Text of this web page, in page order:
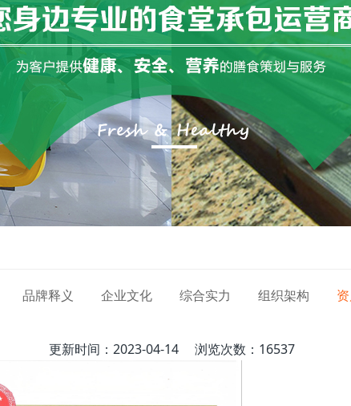
品牌释义 企业文化 综合实力 组织架构
更新时间：2023-04-14 浏览次数：16537